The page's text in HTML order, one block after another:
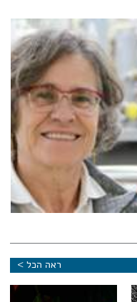
ראה הכל >